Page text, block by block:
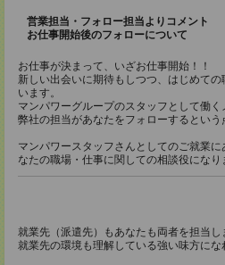
営業担当・フォロー担当よりコメント
お仕事開始後のフォローについて
お仕事が決まって、いざお仕事開始！！
新しい出会いに期待もしつつ、はじめて
います。
マンパワーグループのスタッフとして働く
弊社の担当があなたをフォローするという
マンパワースタッフさんとしてのご就業
なたの職場・仕事に関しての相談役になり
就業先（派遣先）もあなたも両者を担当し
就業先の環境も理解している強い味方にな